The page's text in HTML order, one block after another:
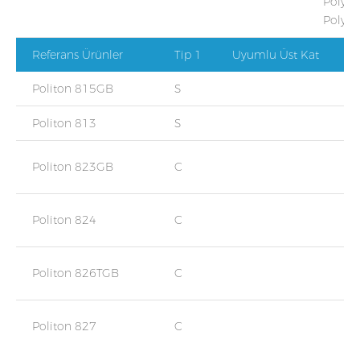
Polyton
Referans Ürünler Tip 1 Uyumlu Üst Kat
Politon 815GB S
Politon 813 S
Politon 823GB C
Politon 824 C
Politon 826TGB C
Politon 827 C